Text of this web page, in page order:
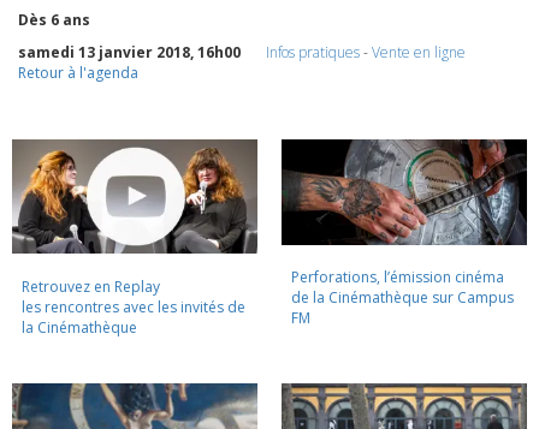
Dès 6 ans
samedi 13 janvier 2018, 16h00
Infos pratiques-Vente en ligne
Retour à l'agenda
Retrouvez en Replay
les rencontres avec les invités de
la Cinémathèque
Perforations, l’émission cinéma
de la Cinémathèque sur Campus
FM